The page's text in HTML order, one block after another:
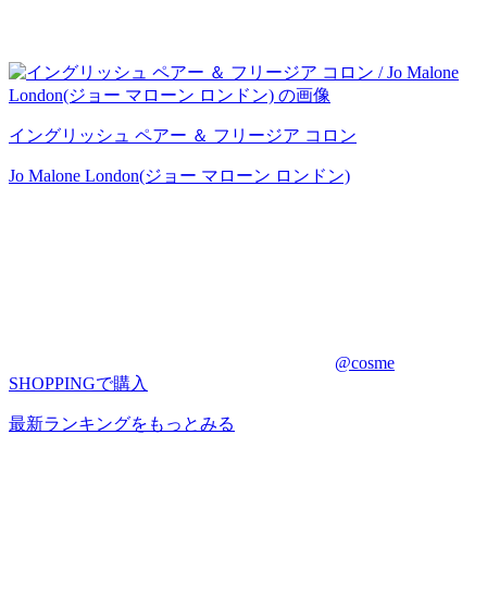
イングリッシュ ペアー ＆ フリージア コロン
Jo Malone London(ジョー マローン ロンドン)
@cosme
SHOPPINGで購入
最新ランキングをもっとみる